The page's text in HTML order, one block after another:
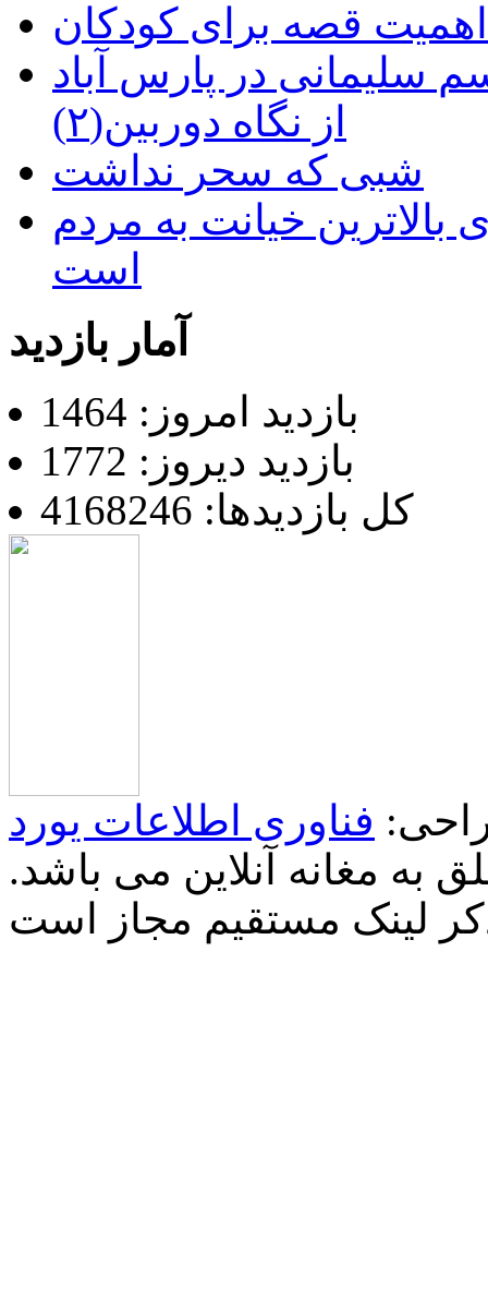
سلیمانی در پارس آباد
از نگاه دوربین(۲)
شبی که سحر نداشت
خیانت به مردم
است
آمار بازدید
بازدید امروز: 1464
بازدید دیروز: 1772
کل بازدیدها: 4168246
فناوری اطلاعات یورد
به مغانه آنلاین می باشد.